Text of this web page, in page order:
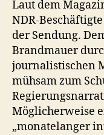
Laut dem
NDR-
der Sendung.
Brandmauer
journalistischen
mühsam zum
Möglicherweise
„monatelanger